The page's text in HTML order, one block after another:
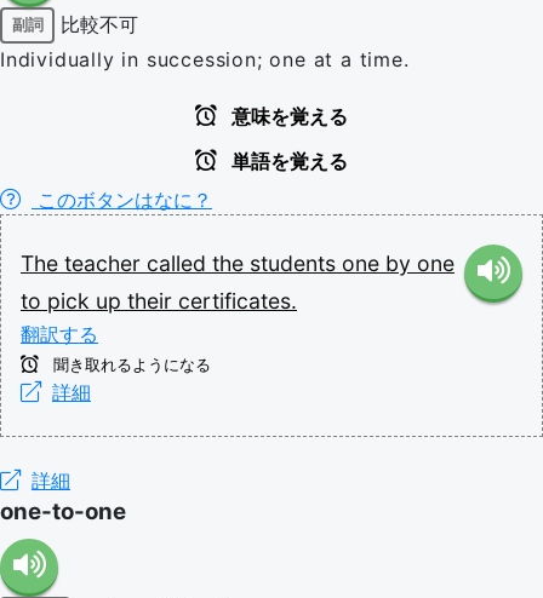
副詞
比較不可
Individually in succession; one at a time.
意味を覚える
単語を覚える
このボタンはなに？
The teacher called the students one by one
to pick up their certificates.
翻訳する
聞き取れるようになる
詳細
詳細
one-to-one